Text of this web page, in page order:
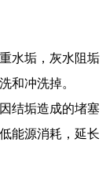
水垢，灰水阻垢
和冲洗掉。
结垢造成的堵塞
能源消耗，延长